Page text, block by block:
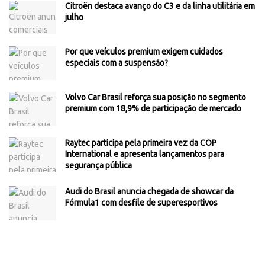
Citroën destaca avanço do C3 e da linha utilitária em
julho
Por que veículos premium exigem cuidados
especiais com a suspensão?
Volvo Car Brasil reforça sua posição no segmento
premium com 18,9% de participação de mercado
Raytec participa pela primeira vez da COP
International e apresenta lançamentos para
segurança pública
Audi do Brasil anuncia chegada de showcar da
Fórmula1 com desfile de superesportivos